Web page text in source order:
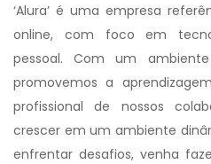
‘Alura’ é uma empresa
online, com foco em
pessoal. Com um
promovemos a
profissional de nossos
crescer em um ambiente
enfrentar desafios, venha